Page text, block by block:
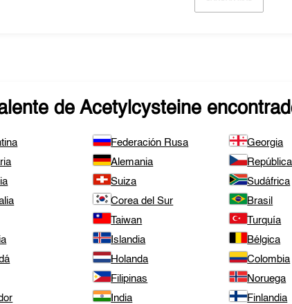
deAcetylcysteine
Federación Rusa Georgia
Alemania
Suiza Sudáfrica
Corea del Sur Brasil
Taiwan Turquía
Islandia Bélgica
Holanda Colombia
Filipinas Noruega
India Finlandia